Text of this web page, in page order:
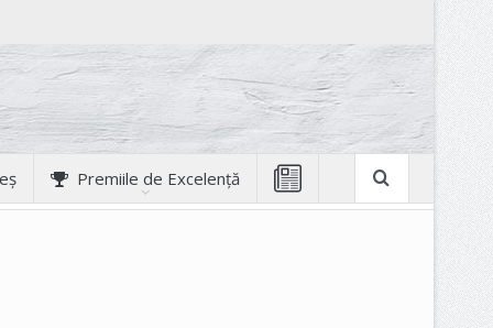
Premiile de Excelență